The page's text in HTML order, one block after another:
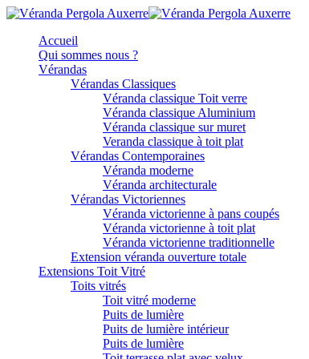
Accueil
Qui sommes nous ?
Vérandas
Vérandas Classiques
Véranda classique Toit verre
Véranda classique Aluminium
Véranda classique sur muret
Veranda classique à toit plat
Vérandas Contemporaines
Véranda moderne
Véranda architecturale
Vérandas Victoriennes
Véranda victorienne à pans coupés
Véranda victorienne à toit plat
Véranda victorienne traditionnelle
Extension véranda ouverture totale
Extensions Toit Vitré
Toits vitrés
Toit vitré moderne
Puits de lumière
Puits de lumière intérieur
Puits de lumière